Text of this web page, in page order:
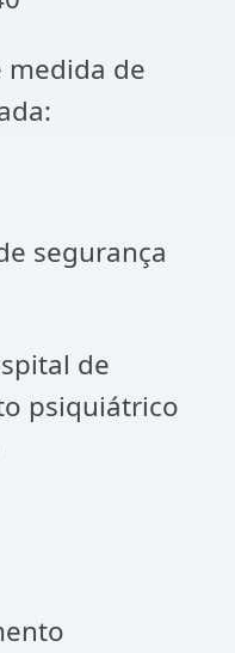
medida de
segurança
de
psiquiátrico